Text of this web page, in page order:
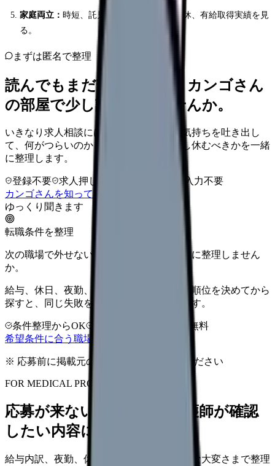
家庭両立： 時短、託児所、急な休み、希望休、有給取得実績を見
る。
まずは匿名で整理
読んでもまだ苦しいなら、カンゴさん
の部屋で少し話してみませんか。
いきなり求人相談には進みません。今の気持ちを吐き出し
て、何がつらいのか、辞めるべきか、少し休むべきかを一緒
に整理します。
登録不要 求人押し売りなし
病院名は入力不要
カンゴさんを知ってから相談する
ゆっくり聞きます
転職条件を整理
次の職場で外せない条件を、求人を見る前に整理しません
か。
給与、休日、夜勤、通勤、人間関係。優先順位を決めてから
探すと、同じ失敗を繰り返しにくくなります。
条件整理からOK
完全無料
希望条件に合う職場を相談する
※ 応募前に掲載元の最新情報を確認してください
FOR MEDICAL PROVIDERS
応募が来ない求人票を、看護師が確認
したい内容に直せます
給与内訳、夜勤、休日、教育、職場の正直な大変さまで整理